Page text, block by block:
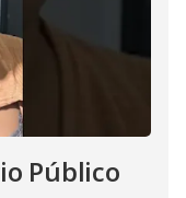
Público